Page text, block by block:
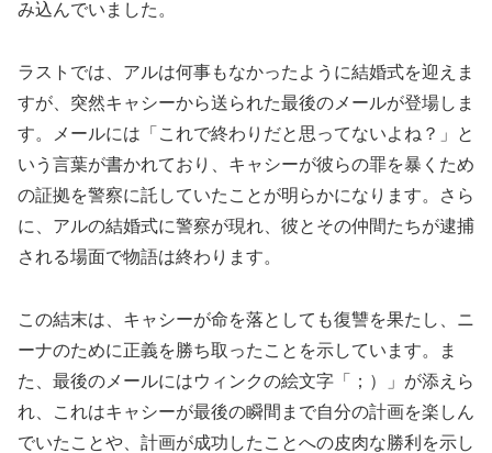
み込んでいました。
ラストでは、アルは何事もなかったように結婚式を迎えま
すが、突然キャシーから送られた最後のメールが登場しま
す。メールには「これで終わりだと思ってないよね？」と
いう言葉が書かれており、キャシーが彼らの罪を暴くため
の証拠を警察に託していたことが明らかになります。さら
に、アルの結婚式に警察が現れ、彼とその仲間たちが逮捕
される場面で物語は終わります。
この結末は、キャシーが命を落としても復讐を果たし、ニ
ーナのために正義を勝ち取ったことを示しています。ま
た、最後のメールにはウィンクの絵文字「；）」が添えら
れ、これはキャシーが最後の瞬間まで自分の計画を楽しん
でいたことや、計画が成功したことへの皮肉な勝利を示し